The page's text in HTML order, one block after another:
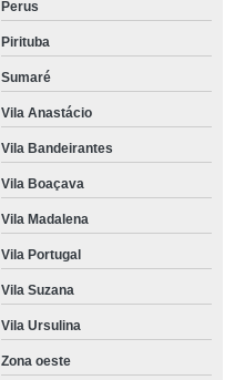
Perus
Pirituba
Sumaré
Vila Anastácio
Vila Bandeirantes
Vila Boaçava
Vila Madalena
Vila Portugal
Vila Suzana
Vila Ursulina
Zona oeste